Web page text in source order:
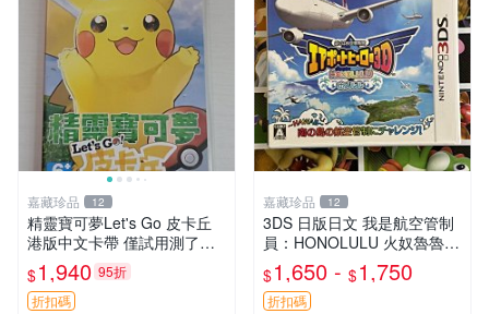
嘉藏珍品 12
精靈寶可夢Let's Go 皮卡丘
港版中文卡帶 僅試用測了
下， 售後非質量問題不退不
換， 有精靈球賣，還有夢
幻，需要的可以主頁看看
$1,940 95折
折扣碼
嘉藏珍品 12
3DS 日版日文 我是航空管制
員：HONOLULU 火奴魯魯
二手功能正常
$1,650 - $1,750
折扣碼